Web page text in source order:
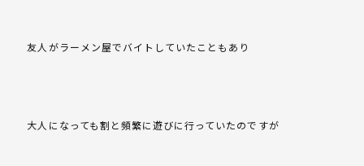
友人がラーメン屋でバイトしていたこともあり
大人になっても割と頻繁に遊びに行っていたのですが